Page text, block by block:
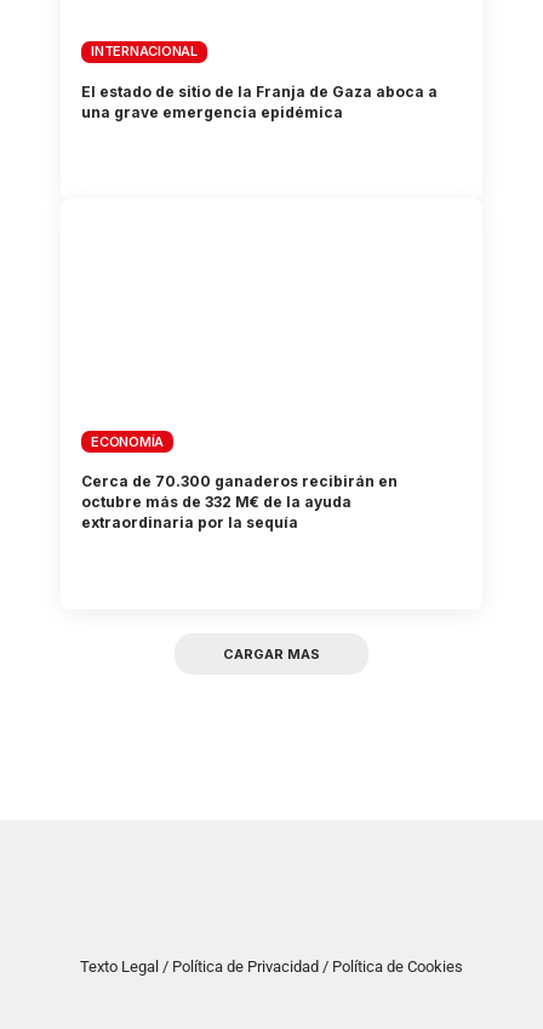
INTERNACIONAL
El estado de sitio de la Franja de Gaza aboca a
una grave emergencia epidémica
ECONOMÍA
Cerca de 70.300 ganaderos recibirán en
octubre más de 332 M€ de la ayuda
extraordinaria por la sequía
CARGAR MAS
Texto Legal / Política de Privacidad / Política de Cookies